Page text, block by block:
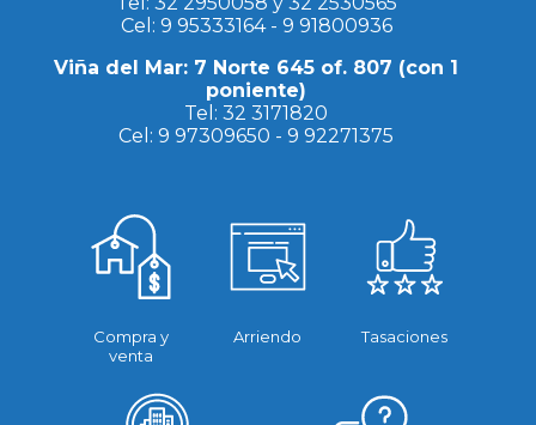
Cel: 9 95333164- 9 91800936
Viña del Mar: 7 Norte 645 of. 807 (con 1
poniente)
Tel:32 3171820
Cel:9 97309650 -9 92271375
Compra y
venta
Arriendo Tasaciones